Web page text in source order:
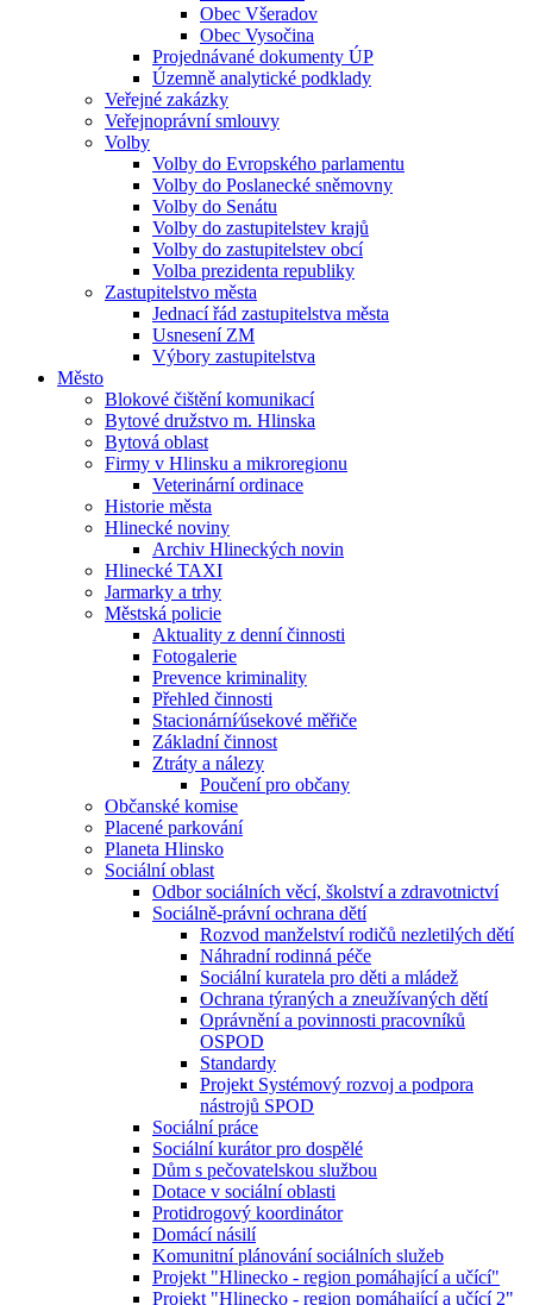
Obec Všeradov
Obec Vysočina
Projednávané dokumenty ÚP
Územně analytické podklady
Veřejné zakázky
Veřejnoprávní smlouvy
Volby
Volby do Evropského parlamentu
Volby do Poslanecké sněmovny
Volby do Senátu
Volby do zastupitelstev krajů
Volby do zastupitelstev obcí
Volba prezidenta republiky
Zastupitelstvo města
Jednací řád zastupitelstva města
Usnesení ZM
Výbory zastupitelstva
Město
Blokové čištění komunikací
Bytové družstvo m. Hlinska
Bytová oblast
Firmy v Hlinsku a mikroregionu
Veterinární ordinace
Historie města
Hlinecké noviny
Archiv Hlineckých novin
Hlinecké TAXI
Jarmarky a trhy
Městská policie
Aktuality z denní činnosti
Fotogalerie
Prevence kriminality
Přehled činnosti
Stacionární⁄úsekové měřiče
Základní činnost
Ztráty a nálezy
Poučení pro občany
Občanské komise
Placené parkování
Planeta Hlinsko
Sociální oblast
Odbor sociálních věcí, školství a zdravotnictví
Sociálně-právní ochrana dětí
Rozvod manželství rodičů nezletilých dětí
Náhradní rodinná péče
Sociální kuratela pro děti a mládež
Ochrana týraných a zneužívaných dětí
Oprávnění a povinnosti pracovníků
OSPOD
Standardy
Projekt Systémový rozvoj a podpora
nástrojů SPOD
Sociální práce
Sociální kurátor pro dospělé
Dům s pečovatelskou službou
Dotace v sociální oblasti
Protidrogový koordinátor
Domácí násilí
Komunitní plánování sociálních služeb
Projekt "Hlinecko - region pomáhající a učící"
Projekt "Hlinecko - region pomáhající a učící 2"